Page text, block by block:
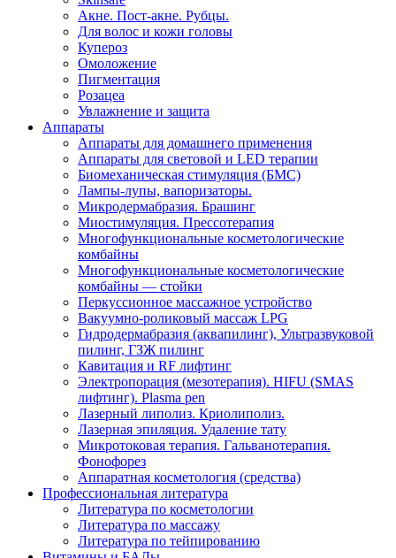
Акне. Пост-акне. Рубцы.
Для волос и кожи головы
Купероз
Омоложение
Пигментация
Розацеа
Увлажнение и защита
Аппараты
Аппараты для домашнего применения
Аппараты для световой и LED терапии
Биомеханическая стимуляция (БМС)
Лампы-лупы, вапоризаторы.
Микродермабразия. Брашинг
Миостимуляция. Прессотерапия
Многофункциональные косметологические
комбайны
Многофункциональные косметологические
комбайны — стойки
Перкуссионное массажное устройство
Вакуумно-роликовый массаж LPG
Гидродермабразия (аквапилинг), Ультразвуковой
пилинг, ГЗЖ пилинг
Кавитация и RF лифтинг
Электропорация (мезотерапия). HIFU (SMAS
лифтинг). Plasma pen
Лазерный липолиз. Криолиполиз.
Лазерная эпиляция. Удаление тату
Микротоковая терапия. Гальванотерапия.
Фонофорез
Аппаратная косметология (средства)
Профессиональная литература
Литература по косметологии
Литература по массажу
Литература по тейпированию